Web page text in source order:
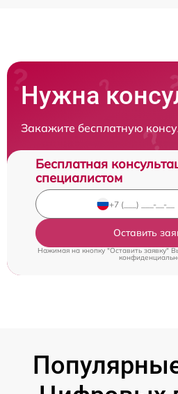
Нужна
Закажите бесплатную
Бесплатная
специалистом
Оставить
Нажимая на кнопку "Оставить заявку"